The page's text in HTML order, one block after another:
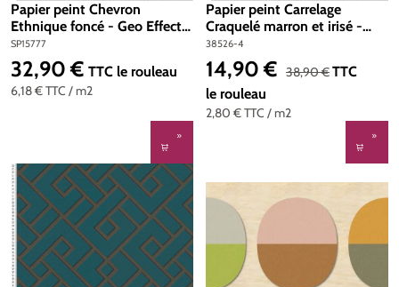
Papier peint Chevron
Ethnique foncé - Geo Effect
d'A.S. Création | Réf. SP15777
SP15777
6,18 €TTC / m2
Prix régulier :
32,90 € TTC le rouleau
Papier peint Carrelage
Craquelé marron et irisé -
Desert Lodge de Livingwalls |
Réf. 38526-4
38526-4
2,80 €TTC / m2
Prix de vente :
14,90 € Prix régulier :
38,90 €TTC
le rouleau